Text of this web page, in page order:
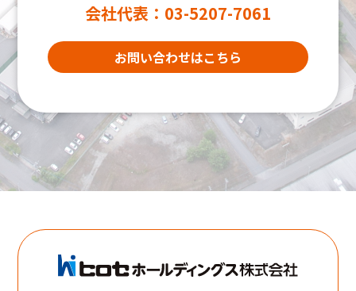
会社代表： 03-5207-7061
お問い合わせはこちら